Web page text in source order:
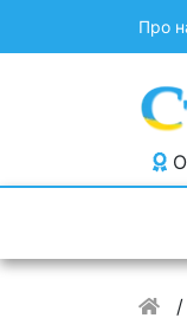
Про